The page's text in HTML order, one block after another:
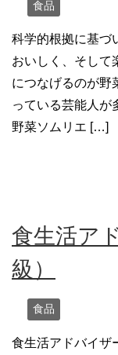
食品
科学的根拠に基づ
おいしく、そして
につなげるのが野
っている芸能人が
野菜ソムリエ […]
食生活ア
級）
食品
食生活アドバイザ